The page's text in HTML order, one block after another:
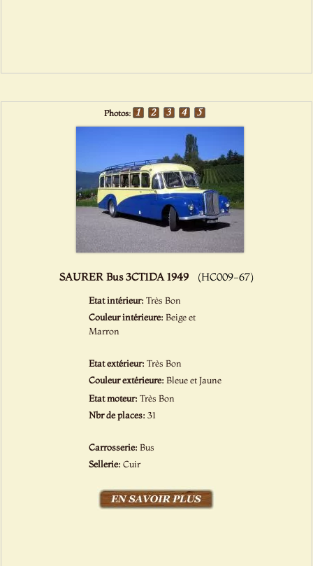
Photos:
SAURER Bus 3CT1DA 1949 (HC009-67)
Etat intérieur:Très Bon
Couleur intérieure:Beige et
Marron
Etat extérieur:Très Bon
Couleur extérieure:Bleue et Jaune
Etat moteur:Très Bon
Nbr de places:31
Carrosserie:Bus
Sellerie:Cuir